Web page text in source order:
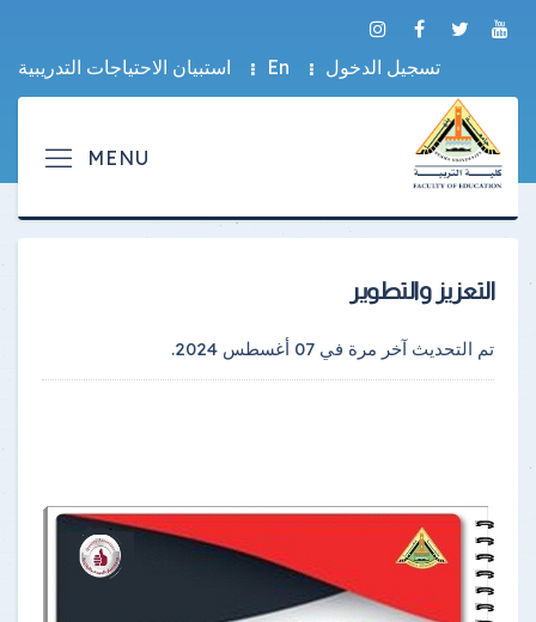
تسجيل الدخول En استبيان الاحتياجات التدريبية
التعزيز والتطوير
تم التحديث آخر مرة في 07 أغسطس 2024 .